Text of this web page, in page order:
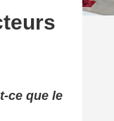
ce que le